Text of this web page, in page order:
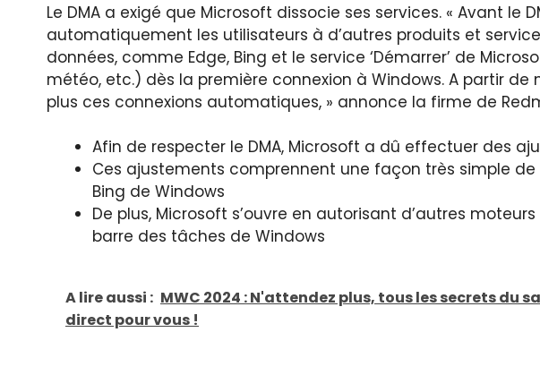
Le DMA a exigé que Microsoft dissocie ses services. « Avant le
automatiquement les utilisateurs à d’autres produits et
données, comme Edge, Bing et le service ‘Démarrer’ de
météo, etc.) dès la première connexion à Windows. A partir
plus ces connexions automatiques, » annonce la firme de
Afin de respecter le DMA, Microsoft a dû effectuer des
Ces ajustements comprennent une façon très simple
Bing de Windows
De plus, Microsoft s’ouvre en autorisant d’autres
barre des tâches de Windows
A lire aussi : MWC 2024 : N'attendez plus, tous les secrets du
direct pour vous !